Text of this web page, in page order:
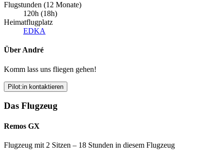
Flugstunden (12 Monate)
120h (18h)
Heimatflugplatz
EDKA
Über André
Komm lass uns fliegen gehen!
Pilot:in kontaktieren
Das Flugzeug
Remos GX
Flugzeug mit 2 Sitzen – 18 Stunden in diesem Flugzeug